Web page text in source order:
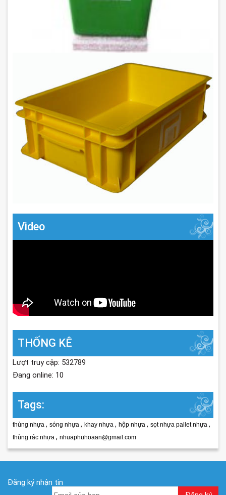
Video
THỐNG KÊ
Lượt truy cập: 532789
Đang online: 10
Tags:
thùng nhựa , sóng nhựa , khay nhựa , hộp nhựa , sọt nhựa pallet nhựa ,
thùng rác nhựa , nhuaphuhoaan@gmail.com
Đăng ký nhận tin